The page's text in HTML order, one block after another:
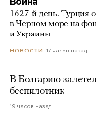
1627-й день. Турция
в Черном море на
и Украины
НОВОСТИ 17 часов назад
В Болгарию
беспилотник
19 часов назад